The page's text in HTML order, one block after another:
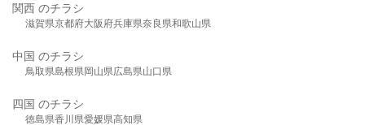
関西 のチラシ
滋賀県京都府大阪府兵庫県奈良県和歌山県
中国 のチラシ
鳥取県島根県岡山県広島県山口県
四国 のチラシ
徳島県香川県愛媛県高知県